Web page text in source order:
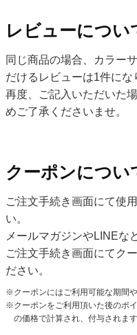
レビューについ
同じ商品の場合、カラー
だけるレビューは1件にな
再度、ご記入いただいた
めご了承くださいませ。
クーポンについ
ご注文手続き画面にて使
い。
メールマガジンやLINEな
ご注文手続き画面にてク
ださい。
クーポンにはご利用可能な期間
クーポンをご利用頂いた後のポ
の価格で計算され、付与されま